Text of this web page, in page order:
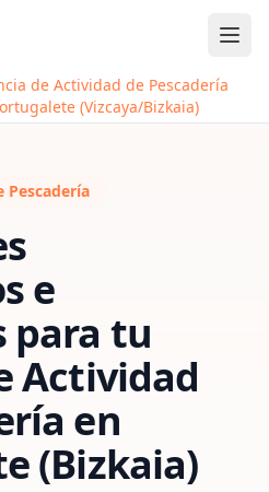
de Actividad de Pescadería
(Vizcaya/Bizkaia)
Pescadería
e
para tu
Actividad
en
(Bizkaia)